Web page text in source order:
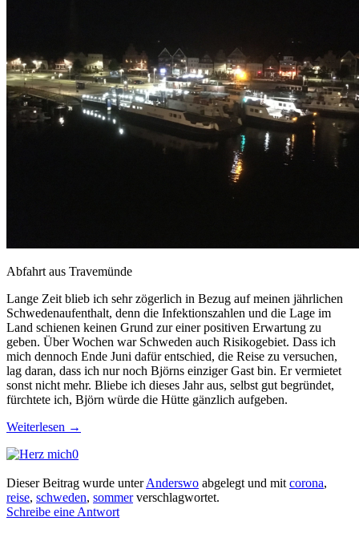
Abfahrt aus Travemünde
Lange Zeit blieb ich sehr zögerlich in Bezug auf meinen jährlichen
Schwedenaufenthalt, denn die Infektionszahlen und die Lage im
Land schienen keinen Grund zur einer positiven Erwartung zu
geben. Über Wochen war Schweden auch Risikogebiet. Dass ich
mich dennoch Ende Juni dafür entschied, die Reise zu versuchen,
lag daran, dass ich nur noch Björns einziger Gast bin. Er vermietet
sonst nicht mehr. Bliebe ich dieses Jahr aus, selbst gut begründet,
fürchtete ich, Björn würde die Hütte gänzlich aufgeben.
Weiterlesen →
0
Dieser Beitrag wurde unterAnderswo abgelegt und mit corona,
reise, schweden, sommerverschlagwortet.
Schreibe eine Antwort